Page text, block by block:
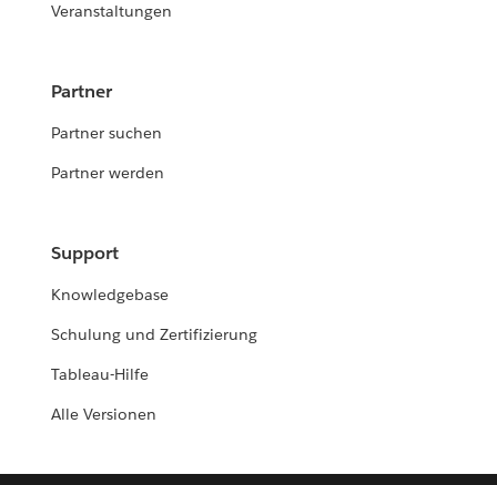
Veranstaltungen
Partner
Partner suchen
Partner werden
Support
Knowledgebase
Schulung und Zertifizierung
Tableau-Hilfe
Alle Versionen